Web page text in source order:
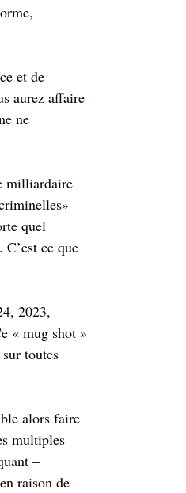
et de
aurez affaire
ne
milliardaire
quel
ce que
2023,
« mug shot »
toutes
alors faire
multiples
–
raison de